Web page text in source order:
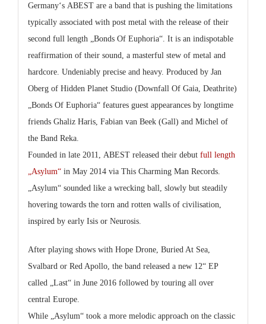
Germany‘s ABESTare a band that is pushing the limitations
typically associated with post metal with the release of their
second full length „ Bonds Of Euphoria“. It is an indispotable
reaffirmation of their sound, a masterful stew of metal and
hardcore. Undeniably precise and heavy. Produced by Jan
Oberg of Hidden Planet Studio (Downfall Of Gaia, Deathrite)
Bonds Of Euphoria“ features guest appearances by longtime
friends Ghaliz Haris, Fabian van Beek (Gall) and Michel of
the Band Reka.
Founded in late 2011, ABESTreleased their debut full length
„Asylum“in May 2014 via This Charming Man Records.
„Asylum“ sounded like a wrecking ball, slowly but steadily
hovering towards the torn and rotten walls of civilisation,
inspired by early Isis or Neurosis.
After playing shows with Hope Drone, Buried At Sea,
Svalbard or Red Apollo, the band released a new 12“ EP
called „Last“ in June 2016 followed by touring all over
central Europe.
While „Asylum“ took a more melodic approach on the classic